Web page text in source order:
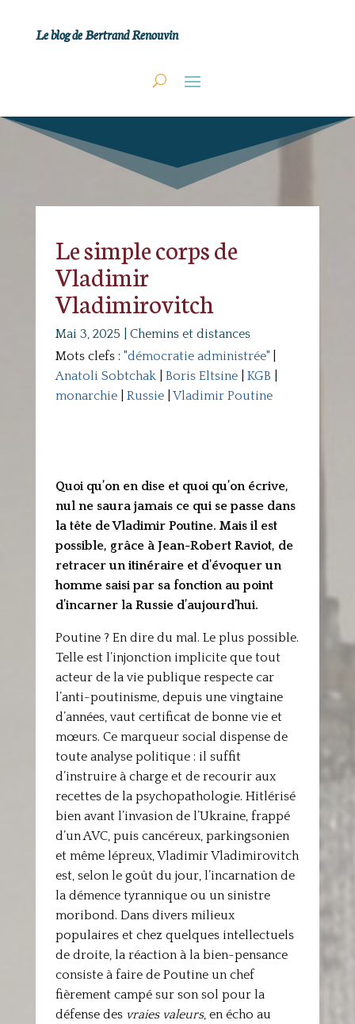
Le blog de Bertrand Renouvin
Le simple corps de
Vladimir
Vladimirovitch
Mai 3, 2025
Chemins et distances
Mots clefs : "démocratie administrée"|
Anatoli Sobtchak| Boris Eltsine| KGB
monarchie| Russie| Vladimir Poutine
Quoi qu’on en dise et quoi qu’on écrive,
nul ne saura jamais ce qui se passe dans
la tête de Vladimir Poutine. Mais il est
possible, grâce à Jean-Robert Raviot, de
retracer un itinéraire et d’évoquer un
homme saisi par sa fonction au point
d’incarner la Russie d’aujourd’hui.
Poutine ? En dire du mal. Le plus possible.
Telle est l’injonction implicite que tout
acteur de la vie publique respecte car
l’anti-poutinisme, depuis une vingtaine
d’années, vaut certificat de bonne vie et
mœurs. Ce marqueur social dispense de
toute analyse politique : il suffit
d’instruire à charge et de recourir aux
recettes de la psychopathologie. Hitlérisé
bien avant l’invasion de l’Ukraine, frappé
d’un AVC, puis cancéreux, parkingsonien
et même lépreux, Vladimir Vladimirovitch
est, selon le goût du jour, l’incarnation de
la démence tyrannique ou un sinistre
moribond. Dans divers milieux
populaires et chez quelques intellectuels
de droite, la réaction à la bien-pensance
consiste à faire de Poutine un chef
fièrement campé sur son sol pour la
défense des vraies valeurs, en écho au